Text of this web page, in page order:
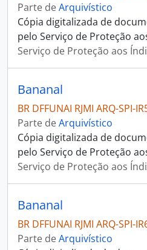
Parte deArquivístico
Cópia digitalizada de
pelo Serviço de Proteção
Serviço de Proteção aos
Bananal
BR DFFUNAI RJMI ARQ-SPI-
Parte deArquivístico
Cópia digitalizada de
pelo Serviço de Proteção
Serviço de Proteção aos
Bananal
BR DFFUNAI RJMI ARQ-SPI-
Parte deArquivístico